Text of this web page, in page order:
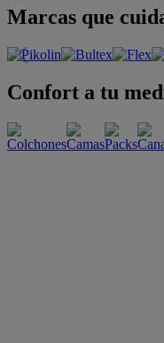
Marcas que
Confort a tu